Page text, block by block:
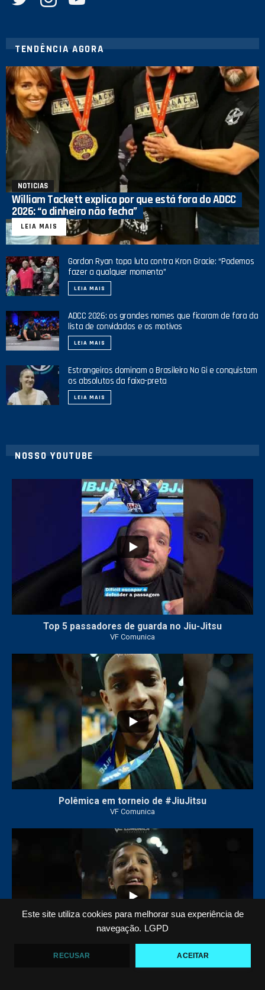
Este site utiliza cookies para melhorar sua experiência de
navegação. LGPD
RECUSAR ACEITAR
TENDÊNCIA AGORA
NOTICIAS
William Tackett explica por que está fora do ADCC
2026: “o dinheiro não fecha”
LEIA MAIS
Gordon Ryan topa luta contra Kron Gracie: “Podemos
fazer a qualquer momento”
LEIA MAIS
ADCC 2026: os grandes nomes que ficaram de fora da
lista de convidados e os motivos
LEIA MAIS
Estrangeiros dominam o Brasileiro No Gi e conquistam
os absolutos da faixa-preta
LEIA MAIS
NOSSO YOUTUBE
Top 5 passadores de guarda no Jiu-Jitsu
VF Comunica
Polêmica em torneio de #JiuJitsu
VF Comunica